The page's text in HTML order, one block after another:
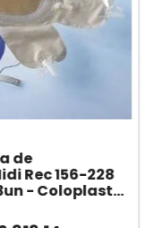
de
Rec 156-228
- Coloplast